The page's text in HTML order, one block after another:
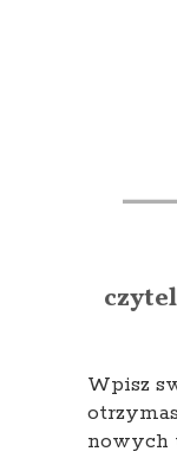
Wpisz
nowych